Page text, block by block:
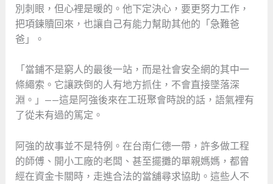
別刺眼，但心裡是暖的。他下定決心，要更努力工作，
把項鍊贖回來，也讓自己有能力幫助其他的「急難爸
爸」。
「當鋪不是窮人的最後一站，而是社會安全網的其中一
條繩索。它讓跌倒的人有地方抓住，不會直接墜落深
淵。」——這是阿強後來在工班聚會時說的話，語氣裡有
了從未有過的篤定。
阿強的故事並不是特例。在台南仁德一帶，許多做工程
的師傅、開小工廠的老闆、甚至擺攤的單親媽媽，都曾
經在資金卡關時，走進合法的當舖尋求協助。這些人不